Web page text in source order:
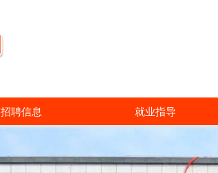
招聘信息 就业指导